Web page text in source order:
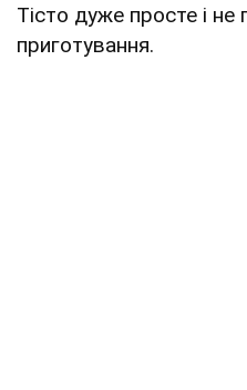
Тісто дуже просте і
приготування.